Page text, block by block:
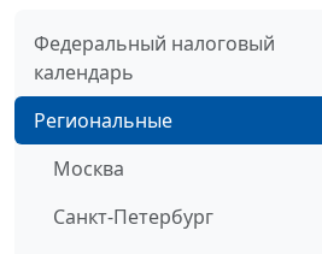
Федеральный налоговый
календарь
Региональные
Москва
Санкт-Петербург